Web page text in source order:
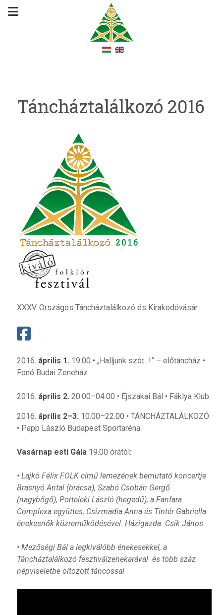
Táncháztalálkozó 2016
XXXV. Országos Táncháztalálkozó és Kirakodóvásár
2016. április 1. 19.00 • „Halljunk szót...!” – előtáncház •
Fonó Budai Zeneház
2016. április 2. 20.00–04.00 • Éjszakai Bál • Fáklya Klub
2016. április 2–3. 10.00–22.00 • TÁNCHÁZTALÁLKOZÓ
• Papp László Budapest Sportaréna
Vasárnap esti Gála19.00 órától:
• Lajkó Félix FOLK című lemezének bemutató koncertje
Brasnyó Antal (brácsa), Szabó Csobán Gergő
(nagybőgő), Porteleki László (hegedű), a Fanfara
Complexa együttes, Csizmadia Anna és Tintér Gabriella
énekesnők közreműködésével. Házigazda: Csík János
• Mezőségi Bál a legkiválóbb énekesekkel, a
Táncháztalálkozó fesztiválzenekarával és több száz
népviseletbe öltözött táncossal